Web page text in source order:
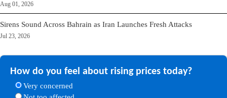
Aug 01, 2026
Sirens Sound Across Bahrain as Iran Launches Fresh Attacks
Jul 23, 2026
How do you feel about rising prices today?
Very concerned